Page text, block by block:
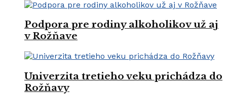
Podpora pre rodiny alkoholikov už aj
v Rožňave
Univerzita tretieho veku prichádza do
Rožňavy